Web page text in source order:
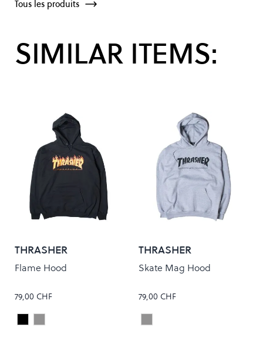
Tous les produits
SIMILAR ITEMS:
THRASHER
Flame Hood
79,00 CHF
Colour
BlackGrey
THRASHER
Skate Mag Hood
79,00 CHF
Colour
Grey